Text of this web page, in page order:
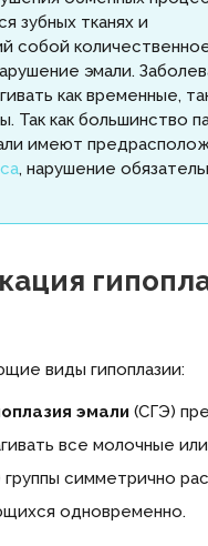
зубных тканях и
собой
эмали.
как временные,
Так как большинство
имеют
, нарушение
виды гипоплазии:
эмали (СГЭ)
все молочные
группы симметрично
одновременно.